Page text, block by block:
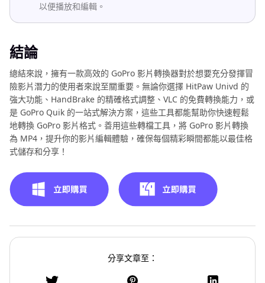
以便播放和編輯。
結論
總結來說，擁有一款高效的 GoPro 影片轉換器對於想要充分發揮冒
險影片潛力的使用者來說至關重要。無論你選擇 HitPaw Univd 的
強大功能、HandBrake 的精確格式調整、VLC 的免費轉換能力，或
是 GoPro Quik 的一站式解決方案，這些工具都能幫助你快速輕鬆
地轉換 GoPro 影片格式。善用這些轉檔工具，將 GoPro 影片轉換
為 MP4，提升你的影片編輯體驗，確保每個精彩瞬間都能以最佳格
式儲存和分享！
分享文章至：